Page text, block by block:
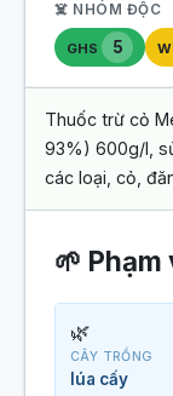
☠️ NHÓM ĐỘC
GHS 5
Thuốc trừ cỏ
93%) 600g/l,
các loại, cỏ,
🌱
🌿
CÂY TRỒNG
lúa cấy